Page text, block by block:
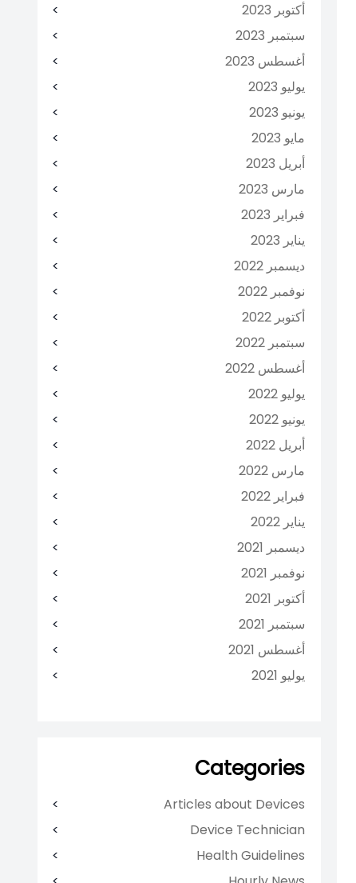
أكتوبر 2023
سبتمبر 2023
أغسطس 2023
يوليو 2023
يونيو 2023
مايو 2023
أبريل 2023
مارس 2023
فبراير 2023
يناير 2023
ديسمبر 2022
نوفمبر 2022
أكتوبر 2022
سبتمبر 2022
أغسطس 2022
يوليو 2022
يونيو 2022
أبريل 2022
مارس 2022
فبراير 2022
يناير 2022
ديسمبر 2021
نوفمبر 2021
أكتوبر 2021
سبتمبر 2021
أغسطس 2021
يوليو 2021
Categories
Articles about Devices
Device Technician
Health Guidelines